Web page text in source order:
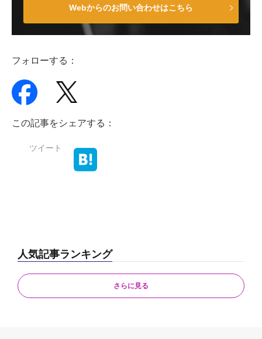
Webからのお問い合わせはこちら
フォローする：
この記事をシェアする：
ツイート
人気記事ランキング
さらに見る